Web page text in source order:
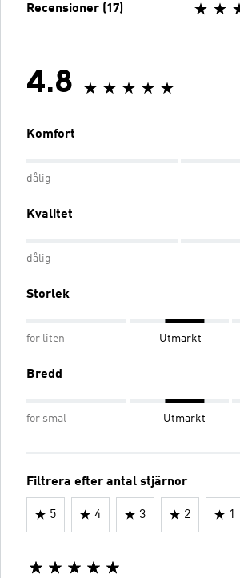
Recensioner (17)
4.8
Komfort
dålig
Kvalitet
dålig
Storlek
för liten Utmärkt
Bredd
för smal Utmärkt
Filtrera efter antal stjärnor
5 4 3 2 1